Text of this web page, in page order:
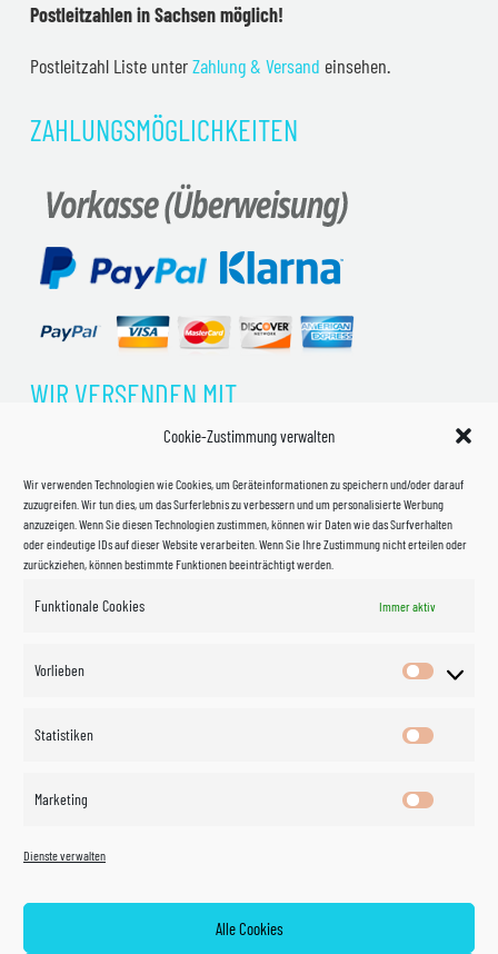
Cookie-Zustimmung verwalten
Wir verwenden Technologien wie Cookies, um Geräteinformationen zu speichern und/oder darauf
zuzugreifen. Wir tun dies, um das Surferlebnis zu verbessern und um personalisierte Werbung
anzuzeigen. Wenn Sie diesen Technologien zustimmen, können wir Daten wie das Surfverhalten
oder eindeutige IDs auf dieser Website verarbeiten. Wenn Sie Ihre Zustimmung nicht erteilen oder
zurückziehen, können bestimmte Funktionen beeinträchtigt werden.
Funktionale Cookies Immer aktiv
Vorlieben
Vorlieben
Statistiken
Marketing
Dienste verwalten
Alle Cookies
Postleitzahlen in Sachsen möglich!
Postleitzahl Liste unterZahlung & Versand einsehen.
ZAHLUNGSMÖGLICHKEITEN
WIR VERSENDEN MIT
©